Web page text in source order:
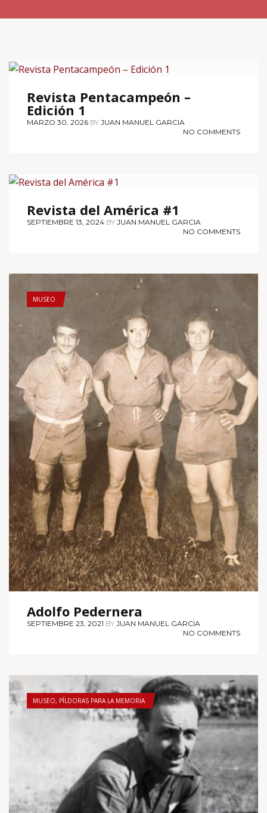
Revista Pentacampeón –
Edición 1
MARZO 30, 2026 BY JUAN MANUEL GARCIA
NO COMMENTS
Revista del América #1
SEPTIEMBRE 13, 2024 BY JUAN MANUEL GARCIA
NO COMMENTS
MUSEO
Adolfo Pedernera
SEPTIEMBRE 23, 2021 BY JUAN MANUEL GARCIA
NO COMMENTS
MUSEO, PÍLDORAS PARA LA MEMORIA